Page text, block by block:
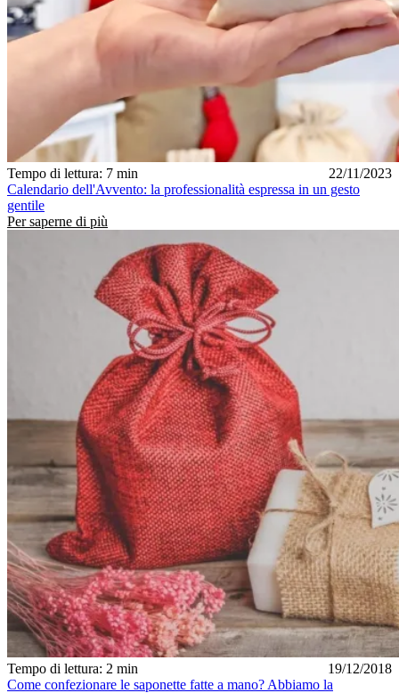
Tempo di lettura: 7 min
22/11/2023
Calendario dell'Avvento: la professionalità espressa in un gesto
gentile
Per saperne di più
Tempo di lettura: 2 min
19/12/2018
Come confezionare le saponette fatte a mano? Abbiamo la